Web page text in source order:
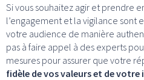
Si vous souhaitez agir et prendre
l’engagement et la vigilance sont
votre audience de manière
pas à faire appel à des experts
mesures pour assurer que votre
fidèle de vos valeurs et de